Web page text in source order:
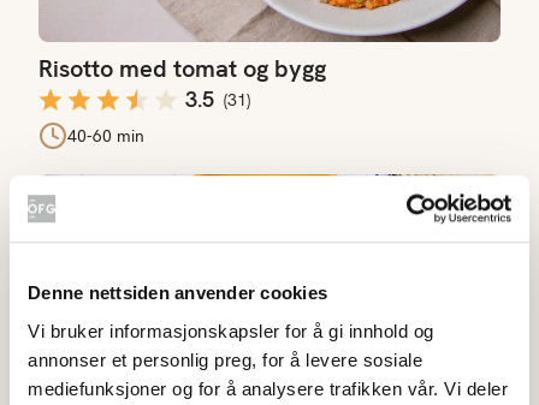
Denne nettsiden anvender cookies
Vi bruker informasjonskapsler for å gi innhold og
annonser et personlig preg, for å levere sosiale
mediefunksjoner og for å analysere trafikken vår. Vi deler
Risotto med tomat og bygg
3.5 (31)
40-60 min